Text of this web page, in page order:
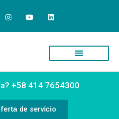
+58 414 7654300
de servicio